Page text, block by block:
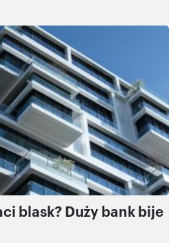
blask? Duży bank bije